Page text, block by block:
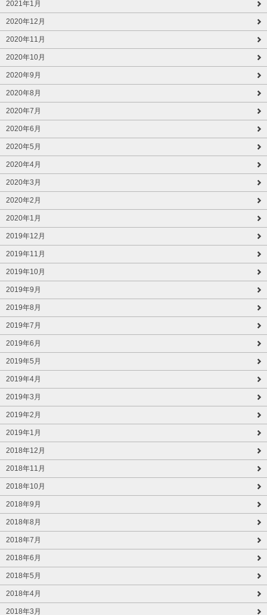
2021年1月
2020年12月
2020年11月
2020年10月
2020年9月
2020年8月
2020年7月
2020年6月
2020年5月
2020年4月
2020年3月
2020年2月
2020年1月
2019年12月
2019年11月
2019年10月
2019年9月
2019年8月
2019年7月
2019年6月
2019年5月
2019年4月
2019年3月
2019年2月
2019年1月
2018年12月
2018年11月
2018年10月
2018年9月
2018年8月
2018年7月
2018年6月
2018年5月
2018年4月
2018年3月